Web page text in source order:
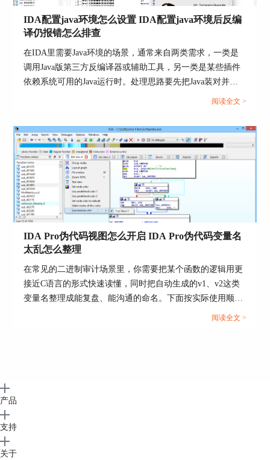
2、对入口点附近先做一次交叉引用扫描
在入口点函数里对关键调用点查看交叉引用，优先
来，这些点往往比逐指令看更快锁定业务路径。
3、把导出函数分成三类分别处理
第一类是真正业务实现的导出，直接命名并补参数
内部函数；第三类是转发或跳板导出，先定位最终
目标再分析实现。
4、把关键常量与字符串绑定到函数名
入口与导出定位后，优先在同一函数里把关键字符
串与常量的含义写进注释并同步重命名函数，后续
你用搜索再回到这些点会非常快。
5、每完成一段命名就回到伪代码复核
命名与补类型后立刻回看伪代码是否更可读，若仍
混乱优先补结构体与函数原型，不要急着继续往下
追，否则你会在低质量伪代码上反复返工。
IDA配置java环境怎么设置 IDA配置java环境后反编
译仍报错怎么排查
在IDA里需要Java环境的场景，通常来自两类需求，一类是
调用Java版第三方反编译器或辅助工具，另一类是某些插件
依赖系统可用的Java运行时。处理思路要先把Java装对并让
IDA进程读到环境变量，再去验证插件是否真正加载与可
阅读全文 >
IDA Pro伪代码视图怎么开启 IDA Pro伪代码变量名
太乱怎么整理
在常见的二进制审计场景里，你需要把某个函数的逻辑用更
接近C语言的形式快速读懂，同时把自动生成的v1、v2这类
变量名整理成能复盘、能沟通的命名。下面按实际使用顺
序，先把伪代码视图打开，再把变量名和类型一步步理顺，
阅读全文 >
产品
支持
关于